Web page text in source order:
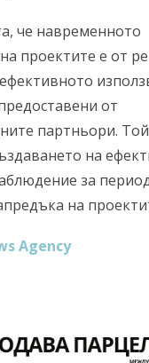
че навременното
проектите е от
от
партньори.
на
за
на
Agency